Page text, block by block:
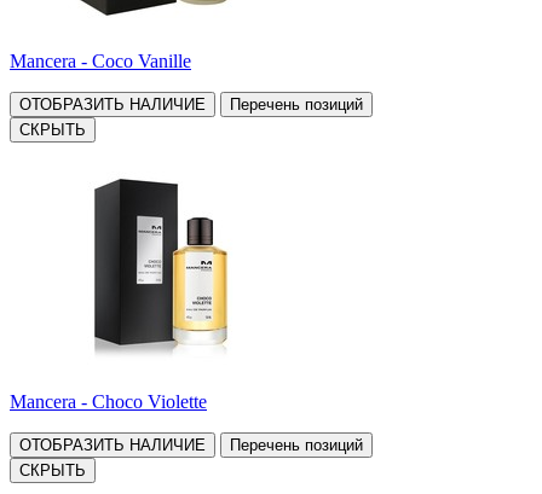
Mancera - Coco Vanille
ОТОБРАЗИТЬ НАЛИЧИЕ
Перечень позиций
СКРЫТЬ
Mancera - Choco Violette
ОТОБРАЗИТЬ НАЛИЧИЕ
Перечень позиций
СКРЫТЬ